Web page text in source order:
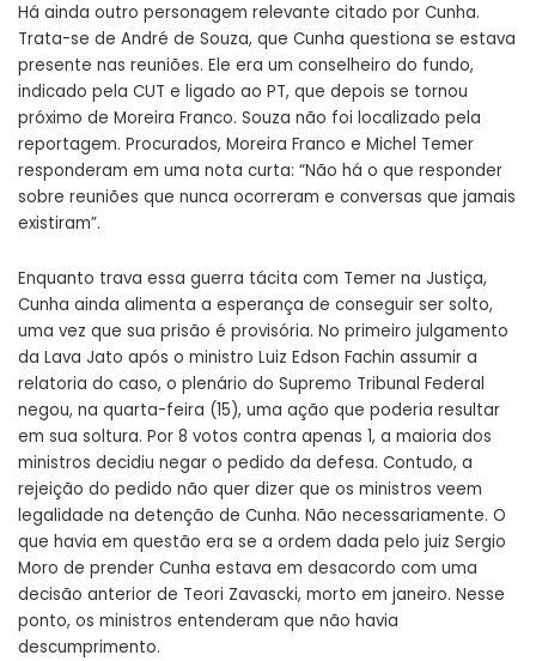
Há ainda outro personagem relevante citado por Cunha.
Trata-se de André de Souza, que Cunha questiona se estava
presente nas reuniões. Ele era um conselheiro do fundo,
indicado pela CUT e ligado ao PT, que depois se tornou
próximo de Moreira Franco. Souza não foi localizado pela
reportagem. Procurados, Moreira Franco e Michel Temer
responderam em uma nota curta: “Não há o que responder
sobre reuniões que nunca ocorreram e conversas que jamais
existiram”.
Enquanto trava essa guerra tácita com Temer na Justiça,
Cunha ainda alimenta a esperança de conseguir ser solto,
uma vez que sua prisão é provisória. No primeiro julgamento
da Lava Jato após o ministro Luiz Edson Fachin assumir a
relatoria do caso, o plenário do Supremo Tribunal Federal
negou, na quarta-feira (15), uma ação que poderia resultar
em sua soltura. Por 8 votos contra apenas 1, a maioria dos
ministros decidiu negar o pedido da defesa. Contudo, a
rejeição do pedido não quer dizer que os ministros veem
legalidade na detenção de Cunha. Não necessariamente. O
que havia em questão era se a ordem dada pelo juiz Sergio
Moro de prender Cunha estava em desacordo com uma
decisão anterior de Teori Zavascki, morto em janeiro. Nesse
ponto, os ministros entenderam que não havia
descumprimento.